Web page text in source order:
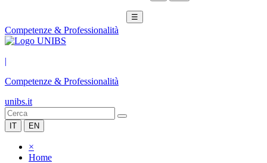
☰
Competenze & Professionalità
|
Competenze & Professionalità
unibs.it
IT EN
×
Home